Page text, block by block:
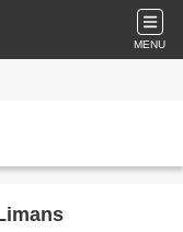
MENU